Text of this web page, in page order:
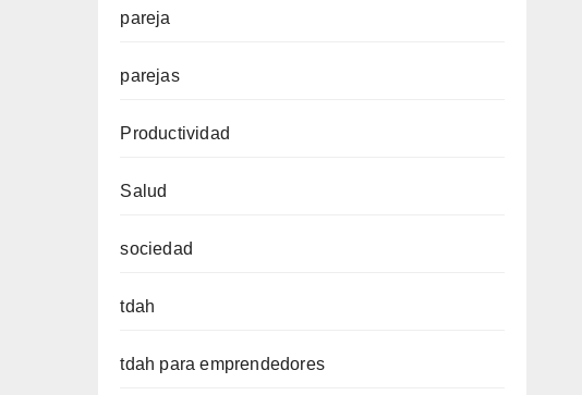
pareja
parejas
Productividad
Salud
sociedad
tdah
tdah para emprendedores